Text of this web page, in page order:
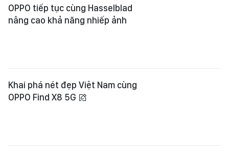
OPPO tiếp tục cùng Hasselblad
nâng cao khả năng nhiếp ảnh
Khai phá nét đẹp Việt Nam cùng
OPPO Find X8 5G